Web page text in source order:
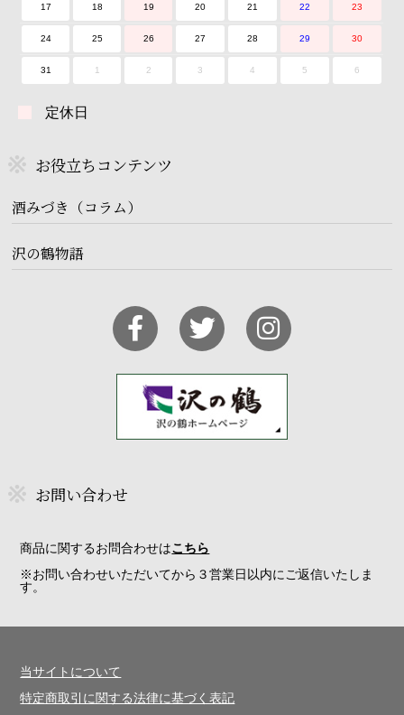
17 18 19 20 21 22 23
24 25 26 27 28 29 30
31 1 2 3 4 5 6
定休日
お役立ちコンテンツ
酒みづき（コラム）
沢の鶴物語
お問い合わせ
商品に関するお問合わせはこちら
※お問い合わせいただいてから３営業日以内にご返信いたしま
す。
当サイトについて
特定商取引に関する法律に基づく表記